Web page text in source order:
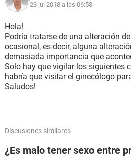
23 jul 2018 a las 06:58
Hola!
Podría tratarse de una alteración
ocasional, es decir, alguna
demasiada importancia que
Solo hay que vigilar los siguientes
habría que visitar el ginecólogo
Saludos!
Discusiones similares
¿Es malo tener sexo entre